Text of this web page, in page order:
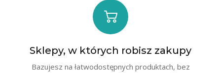
Sklepy, w których robisz zakupy
Bazujesz na łatwodostępnych produktach, bez